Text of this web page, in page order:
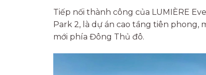
Tiếp nối thành công của LUMIÈRE
Park 2, là dự án cao tầng tiên
mới phía Đông Thủ đô.